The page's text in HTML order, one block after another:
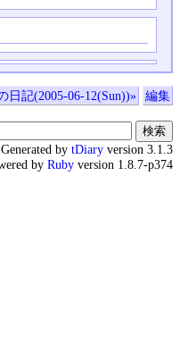
日記(2005-06-12(Sun))» 編集
Generated by tDiary version 3.1.3
by Ruby version 1.8.7-p374